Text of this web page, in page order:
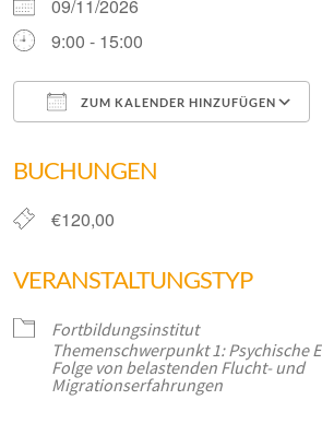
09/11/2026
9:00 - 15:00
ZUM KALENDER HINZUFÜGEN
BUCHUNGEN
€120,00
VERANSTALTUNGSTYP
Fortbildungsinstitut
Themenschwerpunkt 1: Psychische
Folge von belastenden Flucht- und
Migrationserfahrungen